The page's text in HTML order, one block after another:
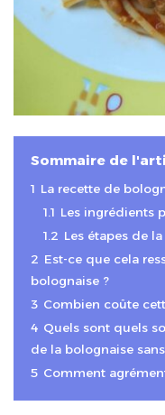
Sommaire de
1 La recette de
1.1 Les ingrédients
1.2 Les étapes de
2 Est-ce que cela
bolognaise ?
3 Combien coûte
4 Quels sont quels
de la bolognaise
5 Comment